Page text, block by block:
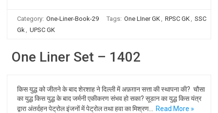
Category: One-Liner-Book-29 Tags: One LIner GK, RPSC GK, SSC
Gk, UPSC GK
One Liner Set – 1402
किस युद्ध को जीतने के बाद शेरशाह ने दिल्ली में अफ़ग़ान सत्ता की स्थापना की? चौसा
का युद्ध किस युद्ध के बाद जर्मनी एकीकरण संभव हो सका? सूडान का युद्ध किस यंत्र
द्वारा अंतर्दहन पेट्रोल इंजनों में पेट्रोल तथा हवा का मिश्रण…
Read More »